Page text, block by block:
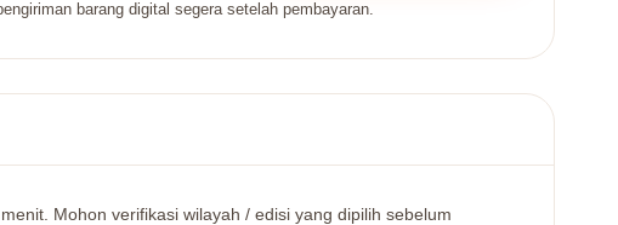
barang digital segera setelah pembayaran.
Mohon verifikasi wilayah / edisi yang dipilih sebelum